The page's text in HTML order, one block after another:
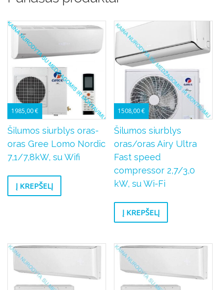
1985,00€
Šilumos siurblys oras-
oras Gree Lomo Nordic
7,1/7,8kW, su Wifi
Į KREPŠELĮ
1508,00€
Šilumos siurblys
oras/oras Airy Ultra
Fast speed
compressor 2,7/3,0
kW, su Wi-Fi
Į KREPŠELĮ